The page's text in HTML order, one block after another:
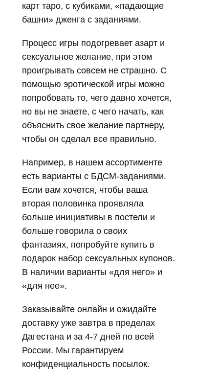
карт таро, с кубиками, «падающие
башни» дженга с заданиями.
Процесс игры подогревает азарт и
сексуальное желание, при этом
проигрывать совсем не страшно. С
помощью эротической игры можно
попробовать то, чего давно хочется,
но вы не знаете, с чего начать, как
объяснить свое желание партнеру,
чтобы он сделал все правильно.
Например, в нашем ассортименте
есть варианты с БДСМ-заданиями.
Если вам хочется, чтобы ваша
вторая половинка проявляла
больше инициативы в постели и
больше говорила о своих
фантазиях, попробуйте купить в
подарок набор сексуальных купонов.
В наличии варианты «для него» и
«для нее».
Заказывайте онлайн и ожидайте
доставку уже завтра в пределах
Дагестана и за 4-7 дней по всей
России. Мы гарантируем
конфиденциальность посылок.